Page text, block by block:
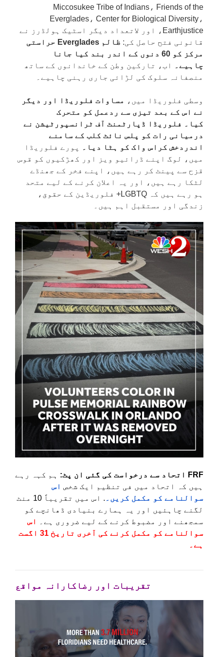
Miccosukee Tribe of Indians، Friends of the
Everglades، Center for Biological Diversity،
Earthjustice، اور لاتعداد دیگر اسٹیک ہولڈرز نے
قانونی فتح حاصل کی:
ظالم Everglades حراستی
مرکز کو 60 دنوں کے اندر بند کیا جانا
چاہیے۔
اب، تارکین وطن کے خاندانوں کے ساتھ
منصفانہ سلوک کی لڑائی جاری رہنی چاہیے۔
وسطی فلوریڈا میں،
مساوات فلوریڈا اور دیگر
نے اس کے بعد تیزی سے ردعمل کو متحرک
کیا۔ فلوریڈا ڈپارٹمنٹ آف ٹرانسپورٹیشن نے
درمیانی رات کو پلس نائٹ کلب کے سامنے
اندردخش کراس واک کو ہٹا دیا۔
پورے فلوریڈا
میں، لوگ اپنے ڈرائیو ویز اور کھڑکیوں کو قوس
قزح سے پینٹ کر رہے ہیں، اپنے فخر کے جھنڈے
لٹکا رہے ہیں، اور یہ اعلان کرنے کے لیے متحد
ہو رہے ہیں کہ LGBTQ+ فلوریڈین کے حقوق،
زندگی اور مستقبل اہم ہیں۔
FRF اتحاد سے درخواست کی گئی ان پٹ:
ہم کہہ رہے
ہیں کہ اتحاد میں فی تنظیم ایک شخص اس
سوالنامے کو مکمل کریں۔
. اس میں تقریباً 10 منٹ
لگنے چاہئیں اور یہ ہمارے بنیادی ڈھانچے کو
سمجھنے اور مضبوط کرنے کے لیے ضروری ہے۔
اس
سوالنامے کو مکمل کرنے کی آخری تاریخ 31 اگست
ہے۔
تقریبات اور رضاکارانہ مواقع